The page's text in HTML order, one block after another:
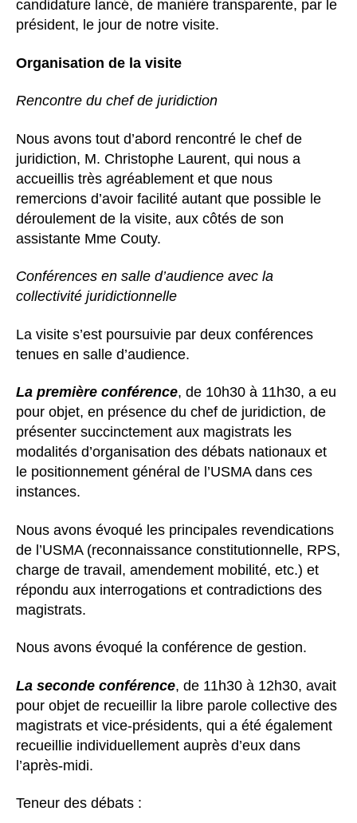
candidature lancé, de manière transparente, par le
président, le jour de notre visite.
Organisation de la visite
Rencontre du chef de juridiction
Nous avons tout d’abord rencontré le chef de
juridiction, M. Christophe Laurent, qui nous a
accueillis très agréablement et que nous
remercions d’avoir facilité autant que possible le
déroulement de la visite, aux côtés de son
assistante Mme Couty.
Conférences en salle d’audience avec la
collectivité juridictionnelle
La visite s’est poursuivie par deux conférences
tenues en salle d’audience.
La première conférence, de 10h30 à 11h30, a eu
pour objet, en présence du chef de juridiction, de
présenter succinctement aux magistrats les
modalités d’organisation des débats nationaux et
le positionnement général de l’USMA dans ces
instances.
Nous avons évoqué les principales revendications
de l’USMA (reconnaissance constitutionnelle, RPS,
charge de travail, amendement mobilité, etc.) et
répondu aux interrogations et contradictions des
magistrats.
Nous avons évoqué la conférence de gestion.
La seconde conférence, de 11h30 à 12h30, avait
pour objet de recueillir la libre parole collective des
magistrats et vice-présidents, qui a été également
recueillie individuellement auprès d’eux dans
l’après-midi.
Teneur des débats :